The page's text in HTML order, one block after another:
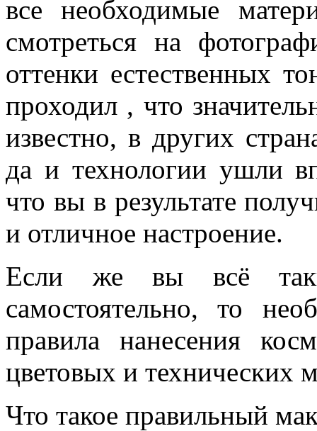
все необходимые
смотреться на
оттенки естественных
проходил , что
известно, в других
да и технологии ушли
что вы в результате
и отличное настроение.
Если же вы всё
самостоятельно, то
правила нанесения
цветовых и технических
Что такое правильный